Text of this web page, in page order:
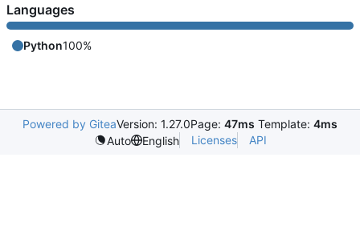
Languages
Python100%
Powered by GiteaVersion: 1.27.0Page: 47ms Template: 4ms
Auto
English Licenses API